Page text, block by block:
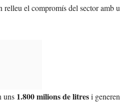
el compromís del sector amb
uns 1.800 milions de litresi